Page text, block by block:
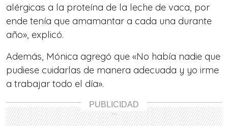
alérgicas a la proteína de la leche de vaca, por
ende tenía que amamantar a cada una durante
año», explicó.
Además, Mónica agregó que «No había nadie que
pudiese cuidarlas de manera adecuada y yo irme
a trabajar todo el día».